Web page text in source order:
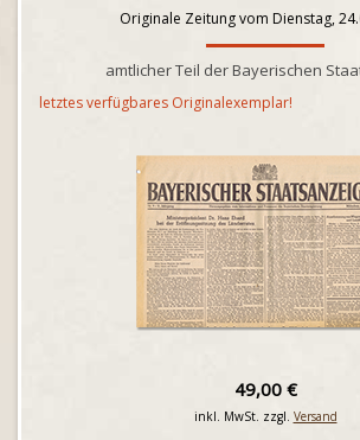
Originale Zeitung vom Dienstag,
amtlicher Teil der Bayerischen
letztes verfügbares Originalexemplar!
49,00 €
inkl. MwSt. zzgl. Versand